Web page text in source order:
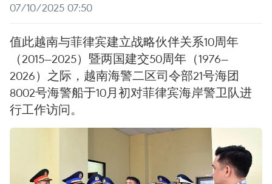
07/10/2025 07:50
值此越南与菲律宾建立战略伙伴关系10周年
（2015—2025）暨两国建交50周年（1976—
2026）之际，越南海警二区司令部21号海团
8002号海警船于10月初对菲律宾海岸警卫队进
行工作访问。